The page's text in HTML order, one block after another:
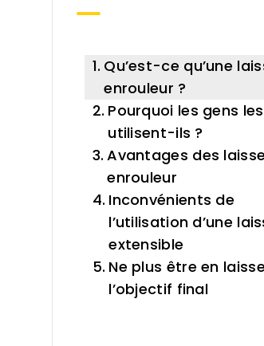
Qu’est-ce qu’une
enrouleur ?
Pourquoi les gens les
utilisent-ils ?
Avantages des
enrouleur
Inconvénients de
l’utilisation d’une
extensible
Ne plus être en
l’objectif final